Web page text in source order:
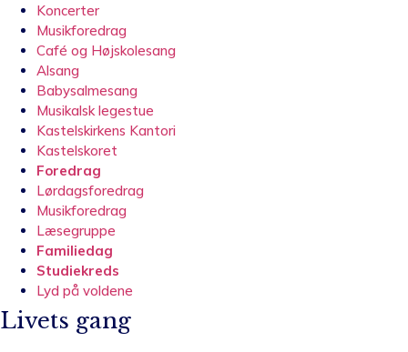
Koncerter
Musikforedrag
Café og Højskolesang
Alsang
Babysalmesang
Musikalsk legestue
Kastelskirkens Kantori
Kastelskoret
Foredrag
Lørdagsforedrag
Musikforedrag
Læsegruppe
Familiedag
Studiekreds
Lyd på voldene
Livets gang